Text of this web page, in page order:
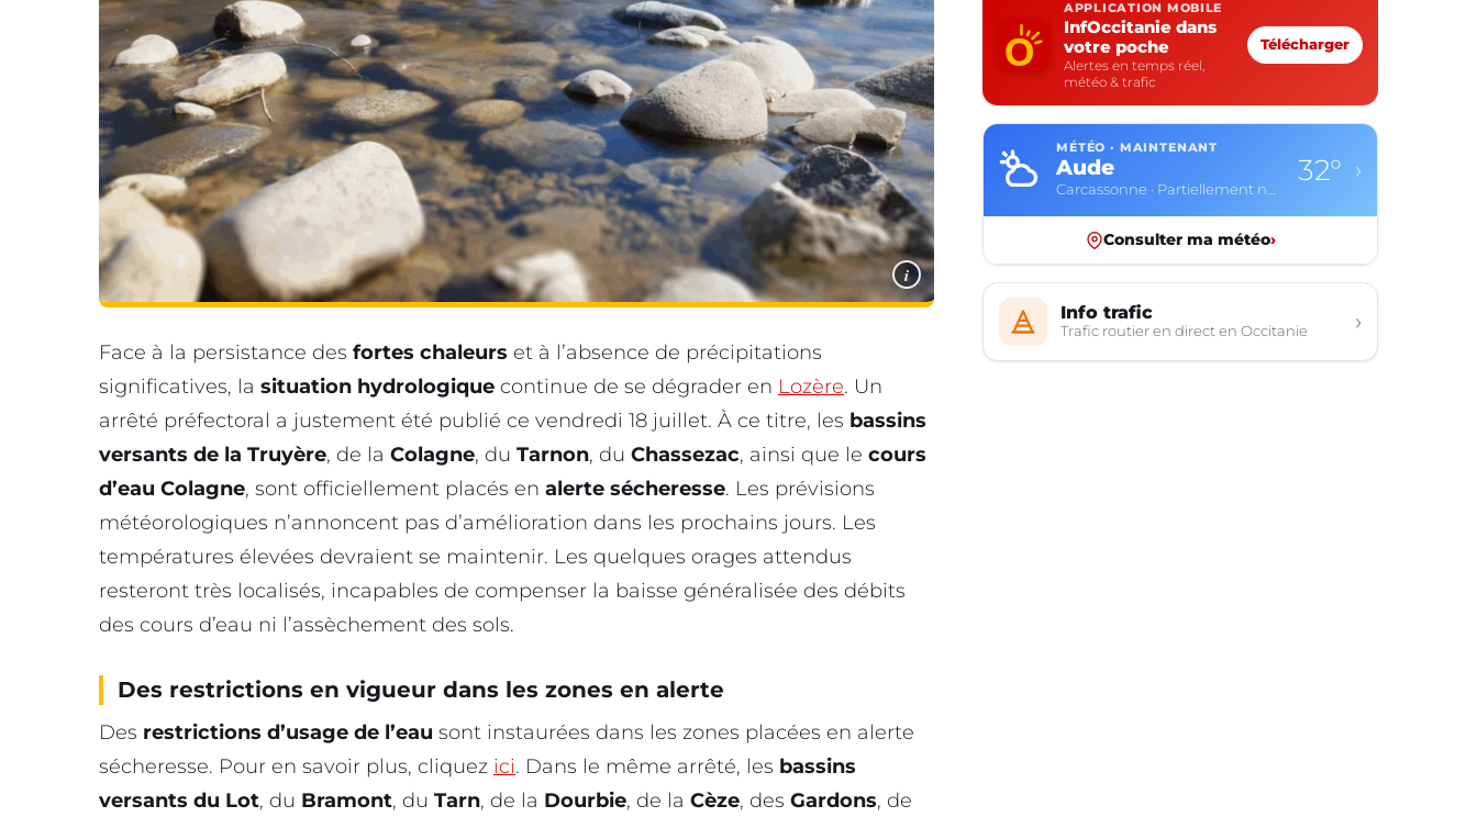
i
Face à la persistance des fortes chaleurs et à l’absence de précipitations
significatives, la situation hydrologique continue de se dégrader en Lozère. Un
arrêté préfectoral a justement été publié ce vendredi 18 juillet. À ce titre, les bassins
versants de la Truyère, de la Colagne, du Tarnon, du Chassezac, ainsi que le cours
d’eau Colagne, sont officiellement placés en alerte sécheresse. Les prévisions
météorologiques n’annoncent pas d’amélioration dans les prochains jours. Les
températures élevées devraient se maintenir. Les quelques orages attendus
resteront très localisés, incapables de compenser la baisse généralisée des débits
des cours d’eau ni l’assèchement des sols.
Des restrictions en vigueur dans les zones en alerte
Des restrictions d’usage de l’eau sont instaurées dans les zones placées en alerte
sécheresse. Pour en savoir plus, cliquez ici. Dans le même arrêté, les bassins
versants du Lot, du Bramont, du Tarn, de la Dourbie, de la Cèze, des Gardons, de
APPLICATION MOBILE
InfOccitanie dans
votre poche
Alertes en temps réel,
météo & trafic
Télécharger
MÉTÉO · MAINTENANT
Aude
Carcassonne · Partiellement nuageux
32° ›
Consulter ma météo›
Info trafic
Trafic routier en direct en Occitanie ›